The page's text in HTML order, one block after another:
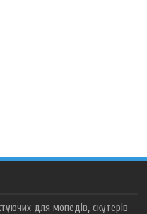
для мопедів, скутерів